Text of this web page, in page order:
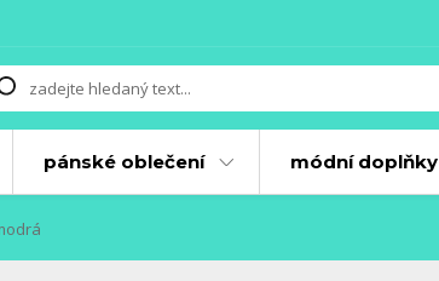
pánské oblečení módní doplňky